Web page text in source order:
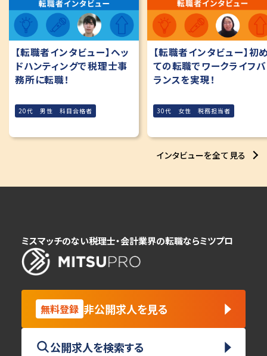
【転職者インタビュー】ヘッ
ドハンティングで税理士事
務所に転職！
20代 男性 科目合格者
【転職者インタビュー】初
ての転職でワークライフバ
ランスを実現！
30代 女性 税務担当者
インタビューを全て見る
ミスマッチのない税理士・会計業界の転職ならミツプロ
無料登録 非公開求人を見る
公開求人を検索する